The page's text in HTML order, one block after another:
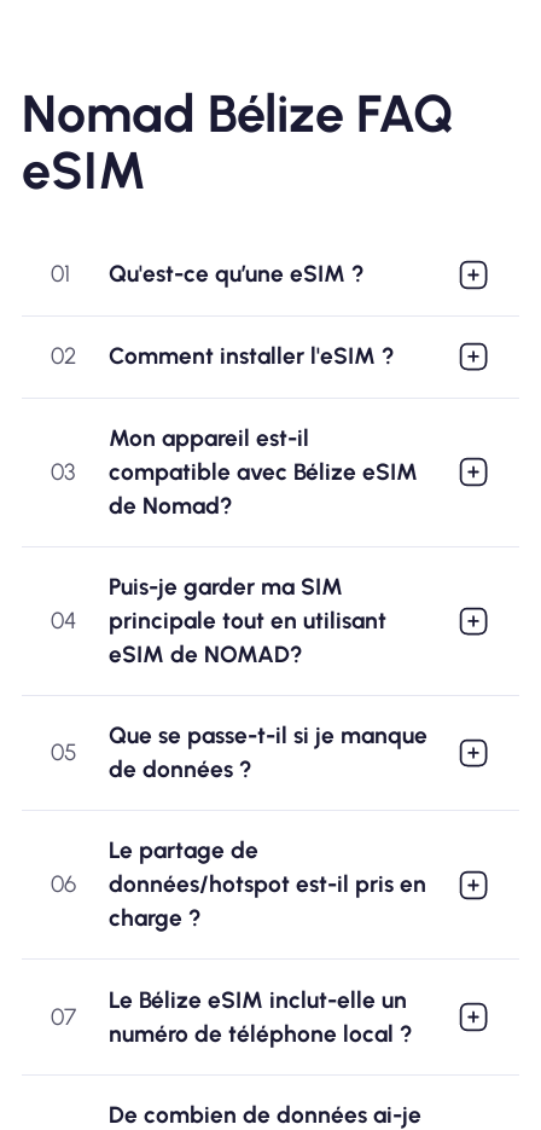
Nomad Bélize FAQ
eSIM
01 Qu'est-ce qu’une eSIM ?
02 Comment installer l'eSIM ?
03
Mon appareil est-il
compatible avec Bélize eSIM
de Nomad?
04
Puis-je garder ma SIM
principale tout en utilisant
eSIM de NOMAD?
05
Que se passe-t-il si je manque
de données ?
06
Le partage de
données/hotspot est-il pris en
charge ?
07
Le Bélize eSIM inclut-elle un
numéro de téléphone local ?
De combien de données ai-je